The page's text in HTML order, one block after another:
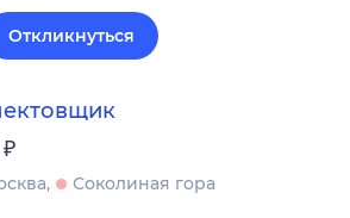
Откликнуться
₽
Соколиная гора